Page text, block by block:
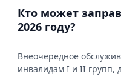
Кто может
2026 году?
Внеочередное
инвалидам I и II групп,